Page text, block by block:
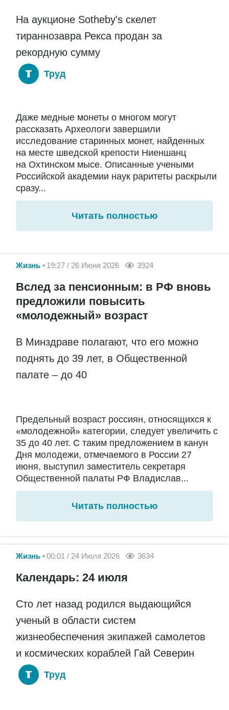
На аукционе Sotheby's скелет
тираннозавра Рекса продан за
рекордную сумму
Труд
Даже медные монеты о многом могут
рассказать Археологи завершили
исследование старинных монет, найденных
на месте шведской крепости Ниеншанц
на Охтинском мысе. Описанные учеными
Российской академии наук раритеты раскрыли
сразу...
Читать полностью
Жизнь 19:27 / 26 Июня 2026 3924
Вслед за пенсионным: в РФ вновь
предложили повысить
«молодежный» возраст
В Минздраве полагают, что его можно
поднять до 39 лет, в Общественной
палате – до 40
Предельный возраст россиян, относящихся к
«молодежной» категории, следует увеличить с
35 до 40 лет. С таким предложением в канун
Дня молодежи, отмечаемого в России 27
июня, выступил заместитель секретаря
Общественной палаты РФ Владислав...
Читать полностью
Жизнь 00:01 / 24 Июля 2026 3634
Календарь: 24 июля
Сто лет назад родился выдающийся
ученый в области систем
жизнеобеспечения экипажей самолетов
и космических кораблей Гай Северин
Труд